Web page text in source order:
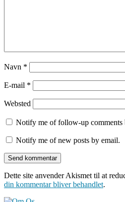
Navn *
E-mail *
Websted
Notify me of follow-up comments
Notify me of new posts by email.
Dette site anvender Akismet til at
din kommentar bliver behandlet.